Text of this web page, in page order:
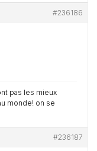
#236186
pas les mieux
monde! on se
#236187